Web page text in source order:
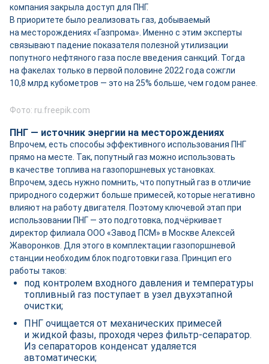
компания закрыла доступ для ПНГ.
В приоритете было реализовать газ, добываемый
на месторождениях «Газпрома». Именно с этим эксперты
связывают падение показателя полезной утилизации
попутного нефтяного газа после введения санкций. Тогда
на факелах только в первой половине 2022 года сожгли
10,8 млрд кубометров — это на 25% больше, чем годом ранее.
Фото: ru.freepik.com
ПНГ — источник энергии на месторождениях
Впрочем, есть способы эффективного использования ПНГ
прямо на месте. Так, попутный газ можно использовать
в качестве топлива на газопоршневых установках.
Впрочем, здесь нужно помнить, что попутный газ в отличие
природного содержит больше примесей, которые негативно
влияют на работу двигателя. Поэтому ключевой этап при
использовании ПНГ — это подготовка, подчёркивает
директор филиала ООО «Завод ПСМ» в Москве Алексей
Жаворонков. Для этого в комплектации газопоршневой
станции необходим блок подготовки газа. Принцип его
работы таков:
под контролем входного давления и температуры
топливный газ поступает в узел двухэтапной
очистки;
ПНГ очищается от механических примесей
и жидкой фазы, проходя через фильтр-­сепаратор.
Из сепараторов конденсат удаляется
автоматически;